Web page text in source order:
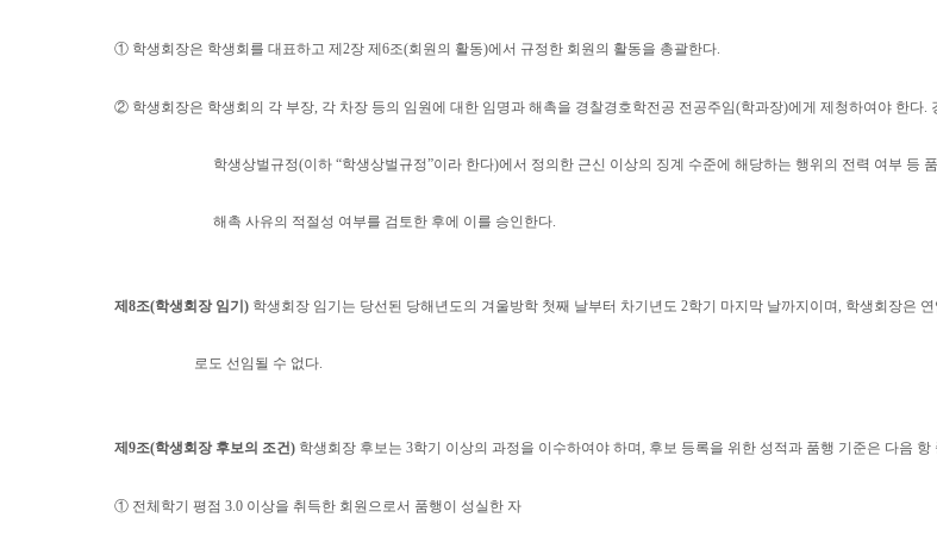
① 학생회장은 학생회를 대표하고 제2장 제6조(회원의 활동)에서 규정한 회원의 활동을 총괄한다
② 학생회장은 학생회의 각 부장 각 차장 등의 임원에 대한 임명과 해촉을 경찰경호학전공 전공주임(학과장)에게 제청하여야 한다
학생상벌규정(이하 “학생상벌규정”이라 한다)에서 정의한 근신 이상의 징계 수준에 해당하는 행위의 전력 여부 등
해촉 사유의 적절성 여부를 검토한 후에 이를 승인한다.
제8조(학생회장 임기) 학생회장 임기는 당선된 당해년도의 겨울방학 첫째 날부터 차기년도 2학기 마지막 날까지이며, 학생회장은
로도 선임될 수 없다.
제 9조(학생회장 후보의 조건) 학생회장 후보는 3학기 이상의 과정을 이수하여야 하며, 후보 등록을 위한 성적과 품행 기준은 다음
① 전체학기 평점 3.0 이상을 취득한 회원으로서 품행이 성실한 자